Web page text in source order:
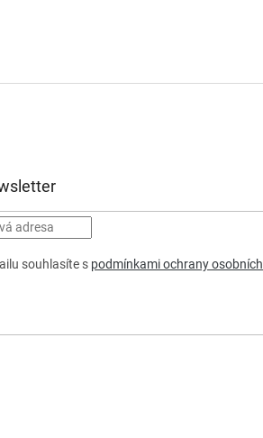
souhlasíte s podmínkami ochrany osobních